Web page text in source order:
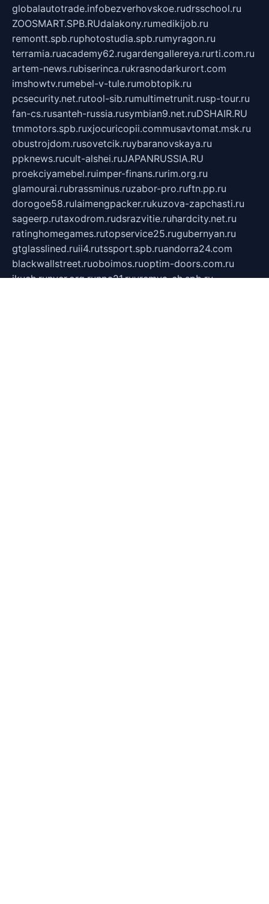
globalautotrade.infobezverhovskoe.rudrsschool.ru
ZOOSMART.SPB.RUdalakony.rumedikijob.ru
remontt.spb.ruphotostudia.spb.rumyragon.ru
terramia.ruacademy62.rugardengallereya.rurti.com.ru
artem-news.rubiserinca.rukrasnodarkurort.com
imshowtv.rumebel-v-tule.rumobtopik.ru
pcsecurity.net.rutool-sib.rumultimetrunit.rusp-tour.ru
fan-cs.rusanteh-russia.rusymbian9.net.ruDSHAIR.RU
tmmotors.spb.ruxjocuricopii.commusavtomat.msk.ru
obustrojdom.rusovetcik.ruybaranovskaya.ru
ppknews.rucult-alshei.ruJAPANRUSSIA.RU
proekciyamebel.ruimper-finans.rurim.org.ru
glamourai.rubrassminus.ruzabor-pro.ruftn.pp.ru
dorogoe58.rulaimengpacker.rukuzova-zapchasti.ru
sageerp.rutaxodrom.rudsrazvitie.ruhardcity.net.ru
ratinghomegames.rutopservice25.rugubernyan.ru
gtglasslined.ruii4.rutssport.spb.ruandorra24.com
blackwallstreet.ruoboimos.ruoptim-doors.com.ru
ikuch.runycr.org.runpa21.ruvremya-ch.spb.ru